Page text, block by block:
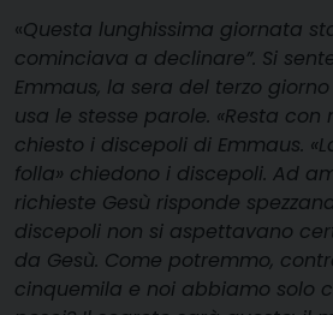
«Questa lunghissima giornata
cominciava a declinare”. Si
Emmaus, la sera del terzo
usa le stesse parole. «Resta con
chiesto i discepoli di Emmaus.
folla» chiedono i discepoli. Ad
richieste Gesù risponde
discepoli non si aspettavano
da Gesù. Come potremmo,
cinquemila e noi abbiamo solo